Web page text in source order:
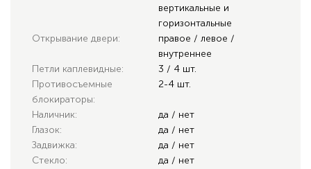
вертикальные и
горизонтальные
Открывание двери:
правое / левое /
внутреннее
Петли каплевидные:
3 / 4 шт.
Противосъемные
блокираторы:
2-4 шт.
Наличник:
да / нет
Глазок:
да / нет
Задвижка:
да / нет
Стекло:
да / нет